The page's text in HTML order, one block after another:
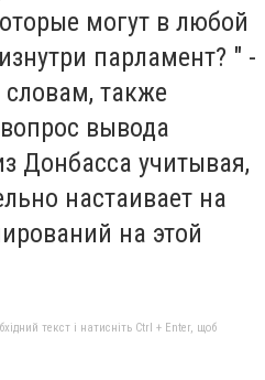
могут в любой
парламент? " -
словам, также
вывода
Донбасса учитывая,
настаивает на
на этой
текст і натисніть Ctrl + Enter, щоб